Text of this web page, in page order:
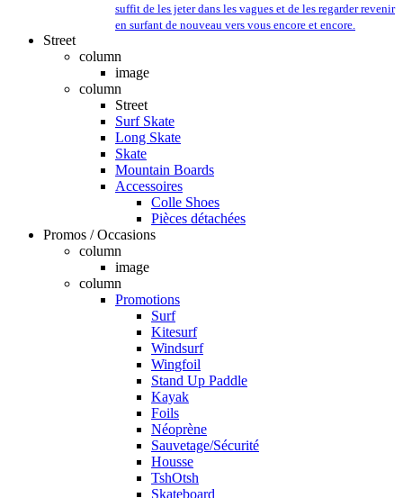
suffit de les jeter dans les vagues et de les regarder revenir
en surfant de nouveau vers vous encore et encore.
Street
column
image
column
Street
Surf Skate
Long Skate
Skate
Mountain Boards
Accessoires
Colle Shoes
Pièces détachées
Promos / Occasions
column
image
column
Promotions
Surf
Kitesurf
Windsurf
Wingfoil
Stand Up Paddle
Kayak
Foils
Néoprène
Sauvetage/Sécurité
Housse
TshOtsh
Skateboard